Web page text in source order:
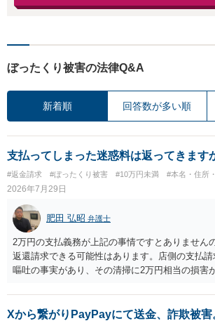
ぼったくり被害の法律Q&A
新着順 回答数が多い順
支払ってしまった迷惑料は返ってきます
#返金請求 #ぼったくり被害 #10万円未満 #本名・住所
2026年7月29日
肥田 弘昭 弁護士
2万円の支払義務が上記の事情ですとありません
返還請求できる可能性はあります。店側の支払請
嘔吐の事実があり、その清掃に2万円相当の損害
Xから繋がりPayPayにて送金、詐欺被害